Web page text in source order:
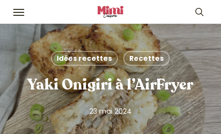
Skip
content
Menu
Idées recettes Recettes
Yaki Onigiri à l’AirFryer
23 mai 2024